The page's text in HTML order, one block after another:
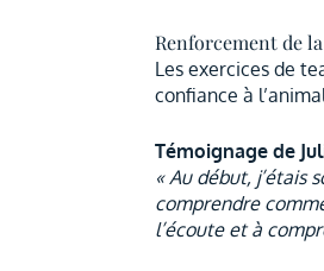
Renforcement de
Les exercices de
confiance à
Témoignage de
« Au début, j’étais
comprendre
l’écoute et à